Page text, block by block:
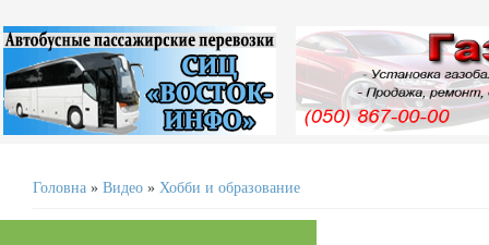
Головна » Видео » Хобби и образование